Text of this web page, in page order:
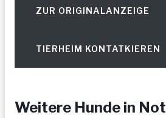
ZUR ORIGINALANZEIGE
TIERHEIM KONTATKIEREN
Weitere Hunde in Not